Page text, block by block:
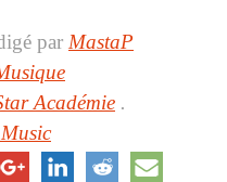
par MastaP
Académie .